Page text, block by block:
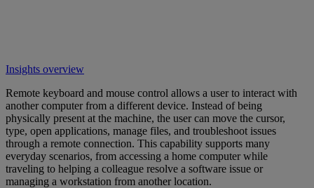
Insights overview
Remote keyboard and mouse control allows a user to interact with
another computer from a different device. Instead of being
physically present at the machine, the user can move the cursor,
type, open applications, manage files, and troubleshoot issues
through a remote connection. This capability supports many
everyday scenarios, from accessing a home computer while
traveling to helping a colleague resolve a software issue or
managing a workstation from another location.